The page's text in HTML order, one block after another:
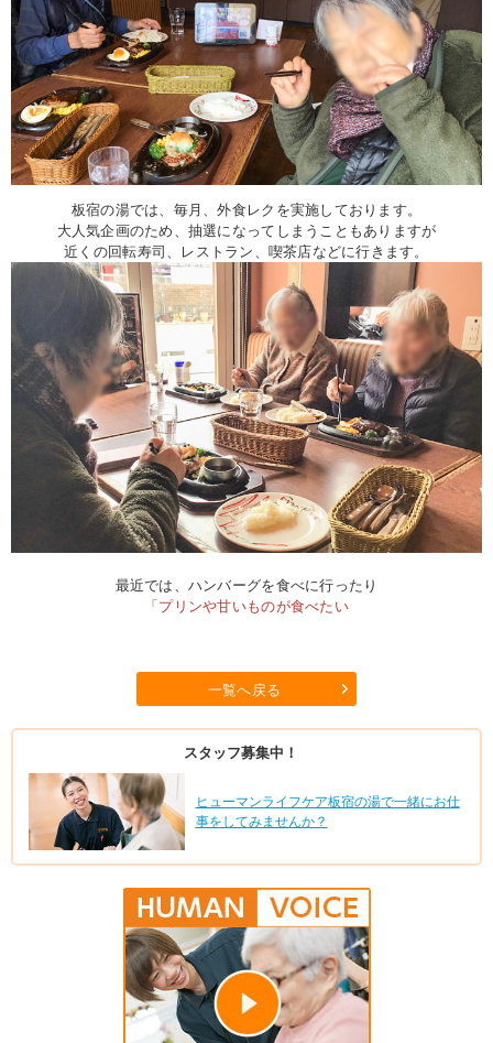
板宿の湯では、毎月、外食レクを実施しております。
大人気企画のため、抽選になってしまうこともありますが
近くの回転寿司、レストラン、喫茶店などに行きます。
最近では、ハンバーグを食べに行ったり
「プリンや甘いものが食べたい
一覧へ戻る
スタッフ募集中！
ヒューマンライフケア板宿の湯で一緒にお仕
事をしてみませんか？